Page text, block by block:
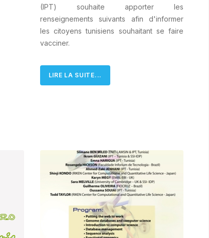
(IPT) souhaite apporter les
renseignements suivants afin d'informer
les citoyens tunisiens souhaitant se faire
vacciner.
LIRE LA SUITE...